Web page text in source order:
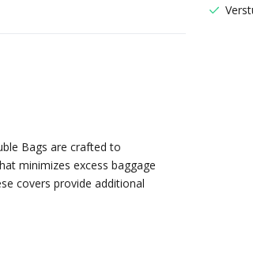
Bags are crafted to
minimizes excess baggage
covers provide additional